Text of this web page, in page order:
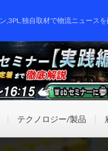
,3PL,独自取材で物流ニュース
テクノロジー/製品